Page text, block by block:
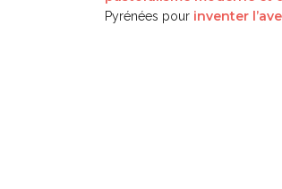
Pyrénées pour inventer